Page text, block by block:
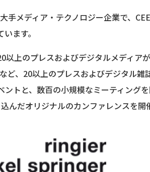
メディア・テクノロジー企業で、
ます。
上のプレスおよびデジタルメディアが
など、20以上のプレスおよびデジタル雑
トと、数百の小規模なミーティング
んだオリジナルのカンファレンスを開